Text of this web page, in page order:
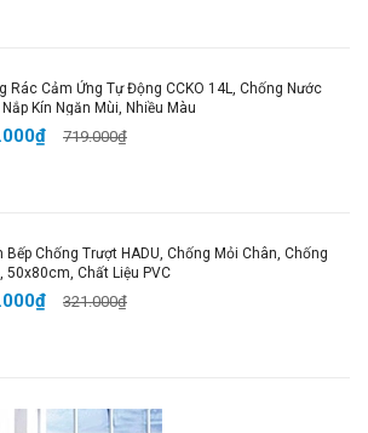
#ThùngRácInox
#ThùngRácThôngMinhInox
#ThùngRácTựĐộng
Rác Cảm Ứng Tự Động CCKO 14L, Chống Nước
Nắp Kín Ngăn Mùi, Nhiều Màu
719.000₫
Bếp Chống Trượt HADU, Chống Mỏi Chân, Chống
50x80cm, Chất Liệu PVC
321.000₫